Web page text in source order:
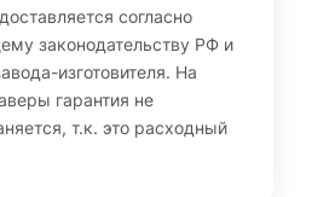
согласно
законодательству РФ и
изготовителя. На
гарантия не
т.к. это расходный